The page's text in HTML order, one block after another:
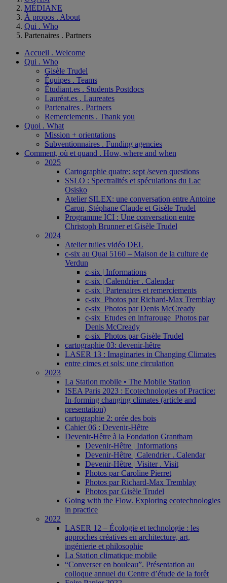
MÉDIANE
À propos . About
Qui . Who
Partenaires . Partners
Accueil . Welcome
Qui . Who
Gisèle Trudel
Équipes . Teams
Étudiant.es . Students Postdocs
Lauréat.es . Laureates
Partenaires . Partners
Remerciements . Thank you
Quoi . What
Mission + orientations
Subventionnaires . Funding agencies
Comment, où et quand . How, where and when
2025
Cartographie quatre: sept /seven questions
SSLO : Spectralités et spéculations du Lac
Osisko
Atelier SILEX: une conversation entre Antoine
Caron, Stéphane Claude et Gisèle Trudel
Programme ICI : Une conversation entre
Christoph Brunner et Gisèle Trudel
2024
Atelier tuiles vidéo DEL
c-six au Quai 5160 – Maison de la culture de
Verdun
c-six | Informations
c-six | Calendrier . Calendar
c-six | Partenaires et remerciements
c-six_Photos par Richard-Max Tremblay
c-six_Photos par Denis McCready
c-six_Etudes en infrarouge_Photos par
Denis McCready
c-six_Photos par Gisèle Trudel
cartographie 03: devenir-hêtre
LASER 13 : Imaginaries in Changing Climates
entre cimes et sols: une circulation
2023
La Station mobile • The Mobile Station
ISEA Paris 2023 : Ecotechnologies of Practice:
In-forming changing climates (article and
presentation)
cartographie 2: orée des bois
Cahier 06 : Devenir-Hêtre
Devenir-Hêtre à la Fondation Grantham
Devenir-Hêtre | Informations
Devenir-Hêtre | Calendrier . Calendar
Devenir-Hêtre | Visiter . Visit
Photos par Caroline Pierret
Photos par Richard-Max Tremblay
Photos par Gisèle Trudel
Going with the Flow. Exploring ecotechnologies
in practice
2022
LASER 12 – Écologie et technologie : les
approches créatives en architecture, art,
ingénierie et philosophie
La Station climatique mobile
“Converser en bouleau”. Présentation au
colloque annuel du Centre d’étude de la forêt